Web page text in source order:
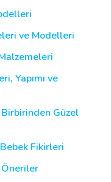
ve Modelleri
Yapımı ve
Güzel
Fikirleri